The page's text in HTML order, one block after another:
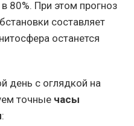
80%. При этом прогноз
составляет
останется
день с оглядкой на
точные часы
: